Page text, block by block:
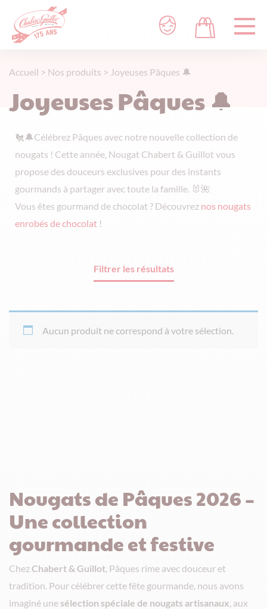
Accueil > Nos produits > Joyeuses Pâques 🔔
Joyeuses Pâques 🔔
🐔🔔Célébrez Pâques avec notre nouvelle collection de
nougats ! Cette année, Nougat Chabert & Guillot vous
propose des douceurs exclusives pour des instants
gourmands à partager avec toute la famille. 🐰🌺
Vous êtes gourmand de chocolat ? Découvrez nos nougats
enrobés de chocolat !
Filtrer les résultats
Aucun produit ne correspond à votre sélection.
Nougats de Pâques 2026 –
Une collection
gourmande et festive
ChezChabert & Guillot, Pâques rime avec douceur et
tradition. Pour célébrer cette fête gourmande, nous avons
imaginé une sélection spéciale de nougats artisanaux, aux